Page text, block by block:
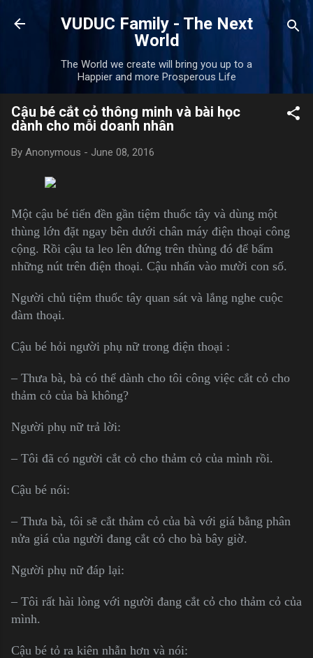
Skip to main content
VUDUC Family - The Next
World
The World we create will bring you up to a
Happier and more Prosperous Life
Cậu bé cắt cỏ thông minh và bài học
dành cho mỗi doanh nhân
By Anonymous - June 08, 2016
Một cậu bé tiến đền gần tiệm thuốc tây và dùng một
thùng lớn đặt ngay bên dưới chân máy điện thoại công
cộng. Rồi cậu ta leo lên đứng trên thùng đó để bấm
những nút trên điện thoại. Cậu nhấn vào mười con số.
Người chủ tiệm thuốc tây quan sát và lắng nghe cuộc
đàm thoại.
Cậu bé hỏi người phụ nữ trong điện thoại :
– Thưa bà, bà có thể dành cho tôi công việc cắt cỏ cho
thảm cỏ của bà không?
Người phụ nữ trả lời:
– Tôi đã có người cắt cỏ cho thảm cỏ của mình rồi.
Cậu bé nói:
– Thưa bà, tôi sẽ cắt thảm cỏ của bà với giá bằng phân
nửa giá của người đang cắt cỏ cho bà bây giờ.
Người phụ nữ đáp lại:
– Tôi rất hài lòng với người đang cắt cỏ cho thảm cỏ của
mình.
Cậu bé tỏ ra kiên nhẫn hơn và nói: